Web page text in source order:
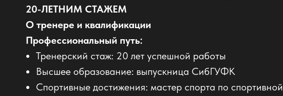
20-ЛЕТНИМ СТАЖЕМ
О тренере и квалификации
Профессиональный путь:
Тренерский стаж: 20 лет успешной работы
Высшее образование: выпускница СибГУФК
Спортивные достижения: мастер спорта по спортивной